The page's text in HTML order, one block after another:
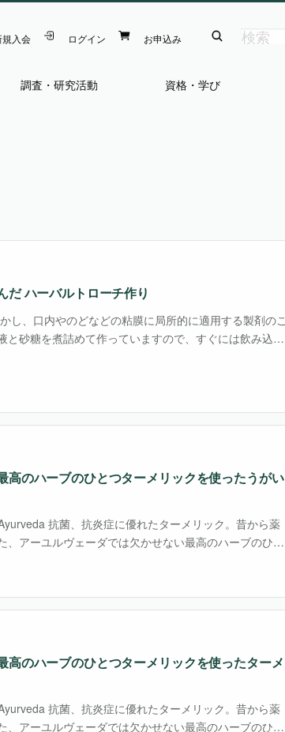
規入会 ログイン お申込み
調査・研究活動 資格・学び
だ ハーバルトローチ作り
、口内やのどなどの粘膜に局所的に適用する製剤のこ
と砂糖を煮詰めて作っていますので、すぐには飲み込ん
しながら味わってください。 雪解け水が大地に溶け、
高のハーブのひとつターメリックを使ったうがい
抗菌、抗炎症に優れたターメリック。昔から薬
、アーユルヴェーダでは欠かせない最高のハーブのひと
っていました。 日本で・・・
高のハーブのひとつターメリックを使ったターメ
抗菌、抗炎症に優れたターメリック。昔から薬
、アーユルヴェーダでは欠かせない最高のハーブのひと